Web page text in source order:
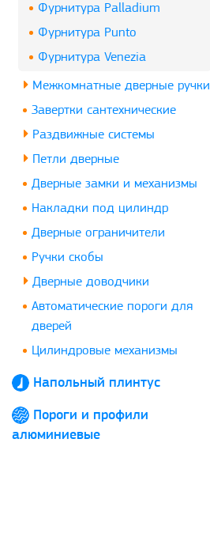
Фурнитура Palladium
Фурнитура Punto
Фурнитура Venezia
Межкомнатные дверные ручки
Завертки сантехнические
Раздвижные системы
Петли дверные
Дверные замки и механизмы
Накладки под цилиндр
Дверные ограничители
Ручки скобы
Дверные доводчики
Автоматические пороги для
дверей
Цилиндровые механизмы
Напольный плинтус
Пороги и профили
алюминиевые